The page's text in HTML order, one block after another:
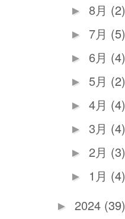
► 8月 (2)
► 7月 (5)
► 6月 (4)
► 5月 (2)
► 4月 (4)
► 3月 (4)
► 2月 (3)
► 1月 (4)
► 2024 (39)